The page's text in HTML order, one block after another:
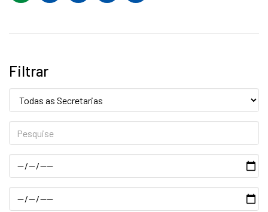
Filtrar
Data
Data